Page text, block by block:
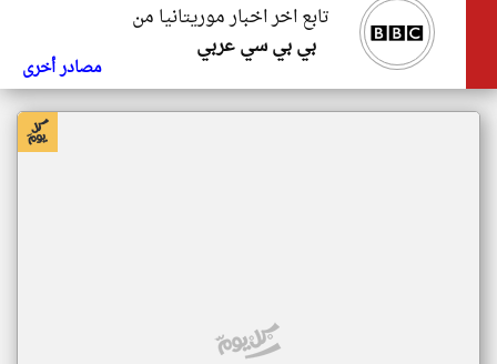
تابع اخر اخبار موريتانيا من
بي بي سي عربي
مصادر أخرى